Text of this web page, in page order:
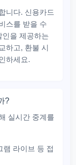
니다. 신용카드
스를 받을 수
인을 제공하는
하고, 환불 시
하세요.
?
실시간 중계를
램 라이브 등 접